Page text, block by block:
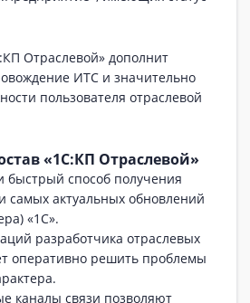
Отраслевой» дополнит
ИТС и значительно
пользователя отраслевой
«1С:КП Отраслевой»
способ получения
самых актуальных обновлений
«1С».
разработчика отраслевых
оперативно решить проблемы
каналы связи позволяют